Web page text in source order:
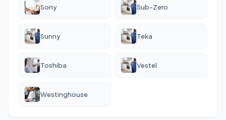
Sony Sub-Zero
Sunny Teka
Toshiba Vestel
Westinghouse